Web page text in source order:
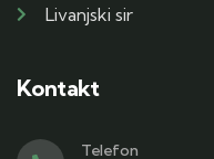
Livanjski sir
Kontakt
Telefon